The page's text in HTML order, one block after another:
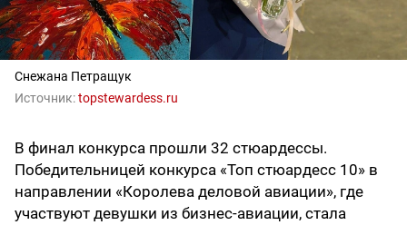
Снежана Петращук
Источник:topstewardess.ru
В финал конкурса прошли 32 стюардессы.
Победительницей конкурса «Топ стюардесс 10» в
направлении «Королева деловой авиации», где
участвуют девушки из бизнес-авиации, стала